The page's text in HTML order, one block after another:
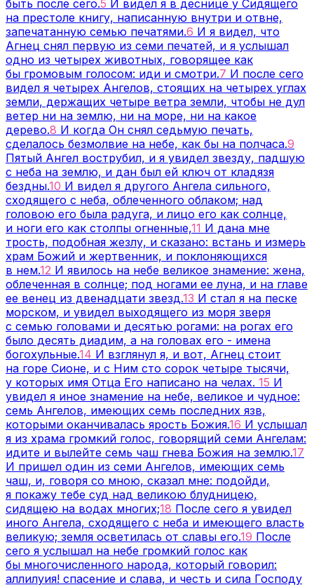
быть после сего.5 И видел я в деснице у Сидящего
на престоле книгу, написанную внутри и отвне,
запечатанную семью печатями.6 И я видел, что
Агнец снял первую из семи печатей, и я услышал
одно из четырех животных, говорящее как
бы громовым голосом: иди и смотри.7 И после сего
видел я четырех Ангелов, стоящих на четырех углах
земли, держащих четыре ветра земли, чтобы не дул
ветер ни на землю, ни на море, ни на какое
дерево.8 И когда Он снял седьмую печать,
сделалось безмолвие на небе, как бы на полчаса.9
Пятый Ангел вострубил, и я увидел звезду, падшую
с неба на землю, и дан был ей ключ от кладязя
бездны.10 И видел я другого Ангела сильного,
сходящего с неба, облеченного облаком; над
головою его была радуга, и лицо его как солнце,
и ноги его как столпы огненные,11 И дана мне
трость, подобная жезлу, и сказано: встань и измерь
храм Божий и жертвенник, и поклоняющихся
в нем.12 И явилось на небе великое знамение: жена,
облеченная в солнце; под ногами ее луна, и на главе
ее венец из двенадцати звезд.13 И стал я на песке
морском, и увидел выходящего из моря зверя
с семью головами и десятью рогами: на рогах его
было десять диадим, а на головах его - имена
богохульные.14 И взглянул я, и вот, Агнец стоит
на горе Сионе, и с Ним сто сорок четыре тысячи,
у которых имя Отца Его написано на челах. 15 И
увидел я иное знамение на небе, великое и чудное:
семь Ангелов, имеющих семь последних язв,
которыми оканчивалась ярость Божия.16 И услышал
я из храма громкий голос, говорящий семи Ангелам:
идите и вылейте семь чаш гнева Божия на землю.17
И пришел один из семи Ангелов, имеющих семь
чаш, и, говоря со мною, сказал мне: подойди,
я покажу тебе суд над великою блудницею,
сидящею на водах многих;18 После сего я увидел
иного Ангела, сходящего с неба и имеющего власть
великую; земля осветилась от славы его.19 После
сего я услышал на небе громкий голос как
бы многочисленного народа, который говорил:
аллилуия! спасение и слава, и честь и сила Господу